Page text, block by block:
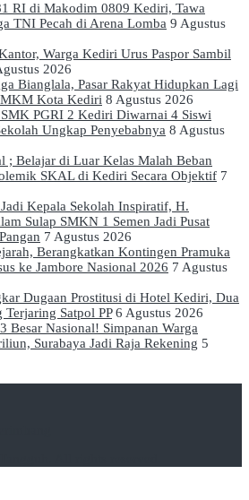
RI di Makodim 0809 Kediri, Tawa
TNI Pecah di Arena Lomba 9 Agustus
Warga Kediri Urus Paspor Sambil
2026
Bianglala, Pasar Rakyat Hidupkan Lagi
Kota Kediri 8 Agustus 2026
SMK PGRI 2 Kediri Diwarnai 4 Siswi
Ungkap Penyebabnya 8 Agustus
; Belajar di Luar Kelas Malah Beban
SKAL di Kediri Secara Objektif 7
Kepala Sekolah Inspiratif, H.
Sulap SMKN 1 Semen Jadi Pusat
7 Agustus 2026
Berangkatkan Kontingen Pramuka
ke Jambore Nasional 2026 7 Agustus
Dugaan Prostitusi di Hotel Kediri, Dua
Satpol PP 6 Agustus 2026
Besar Nasional! Simpanan Warga
Surabaya Jadi Raja Rekening 5